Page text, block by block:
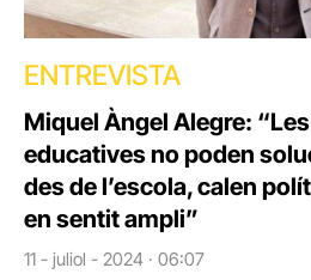
ENTREVISTA
Miquel Àngel Alegre:
educatives no poden
des de l’escola, calen
en sentit ampli”
11 - juliol - 2024 · 06:07